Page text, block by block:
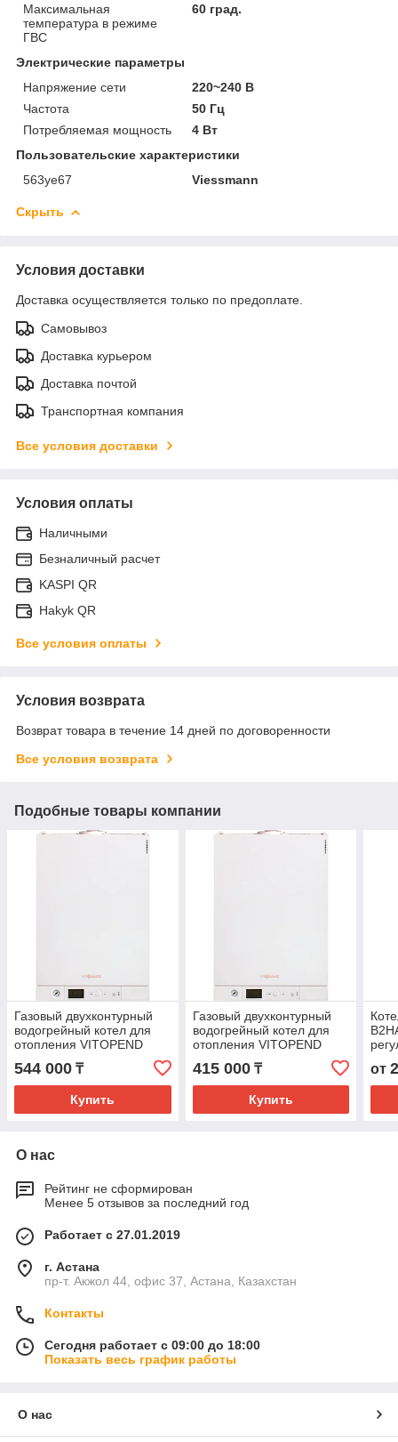
Максимальная
температура в режиме
ГВС
60 град.
Электрические параметры
Напряжение сети
220~240 В
Частота
50 Гц
Потребляемая мощность
4 Вт
Пользовательские характеристики
563уе67
Viessmann
Скрыть
Условия доставки
Доставка осуществляется только по предоплате.
Самовывоз
Доставка курьером
Доставка почтой
Транспортная компания
Все условия доставки
Условия оплаты
Наличными
Безналичный расчет
KASPI QR
Hakyk QR
Все условия оплаты
Условия возврата
Возврат товара в течение 14 дней по договоренности
Все условия возврата
Подобные товары компании
Газовый двухконтурный
водогрейный котел для
отопления VITOPEND
100-W Тип A1JB 24 кВт
544 000 ₸
Купить
Газовый двухконтурный
водогрейный котел для
отопления VITOPEND
100-W Тип A1JB 12 кВт
415 000₸
Купить
от
О нас
Рейтинг не сформирован
Менее 5 отзывов за последний год
Работает с 27.01.2019
г. Астана
пр-т. Акжол 44, офис 37, Астана, Казахстан
Контакты
Сегодня работает с 09:00 до 18:00
Показать весь график работы
О нас